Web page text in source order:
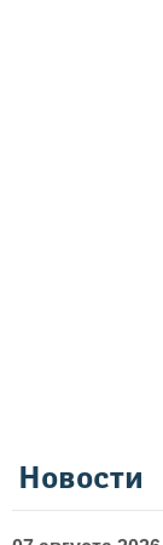
Новости